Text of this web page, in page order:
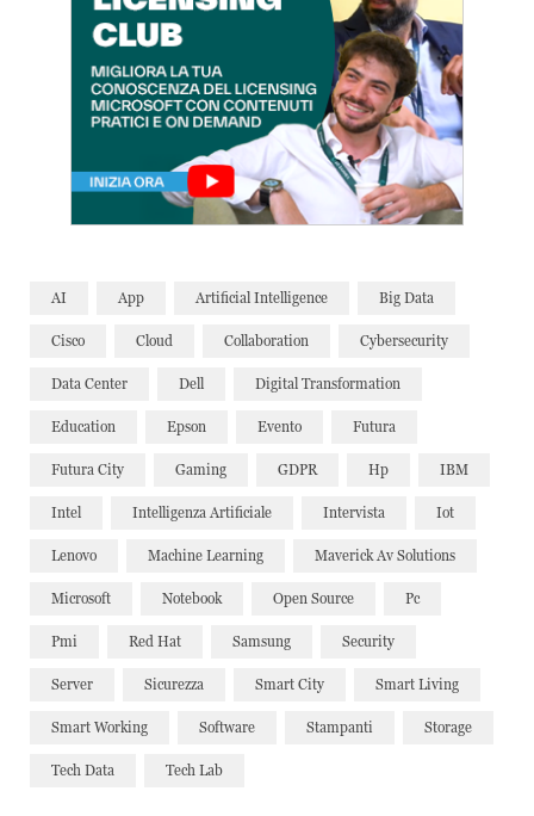
AI App Artificial Intelligence Big Data
Cisco Cloud Collaboration Cybersecurity
Data Center Dell Digital Transformation
Education Epson Evento Futura
Futura City Gaming GDPR Hp IBM
Intel Intelligenza Artificiale Intervista Iot
Lenovo Machine Learning Maverick Av Solutions
Microsoft Notebook Open Source Pc
Pmi Red Hat Samsung Security
Server Sicurezza Smart City Smart Living
Smart Working Software Stampanti Storage
Tech Data Tech Lab